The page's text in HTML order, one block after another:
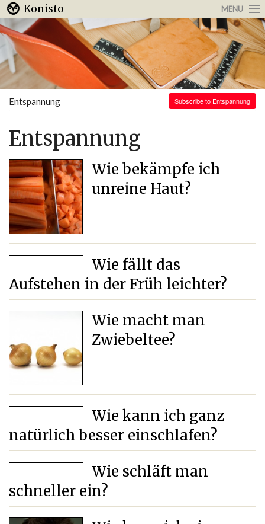
Konisto MENU
Arbeit & Karriere
Internet
Urlaub & Reisen
Entspannung Subscribe to Entspannung
Entspannung
Wie bekämpfe ich
unreine Haut?
Wie fällt das
Aufstehen in der Früh leichter?
Wie macht man
Zwiebeltee?
Wie kann ich ganz
natürlich besser einschlafen?
Wie schläft man
schneller ein?